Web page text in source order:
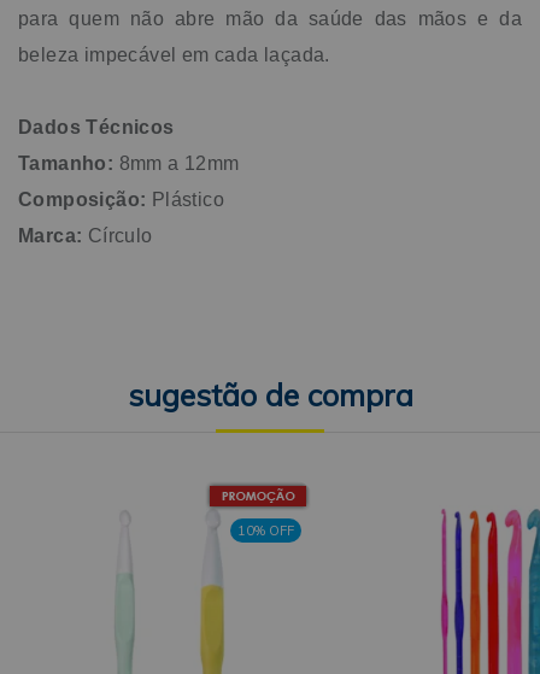
para quem não abre mão da saúde das mãos e da
beleza impecável em cada laçada.
Dados Técnicos
Tamanho: 8mm a 12mm
Composição: Plástico
Marca: Círculo
10% OFF